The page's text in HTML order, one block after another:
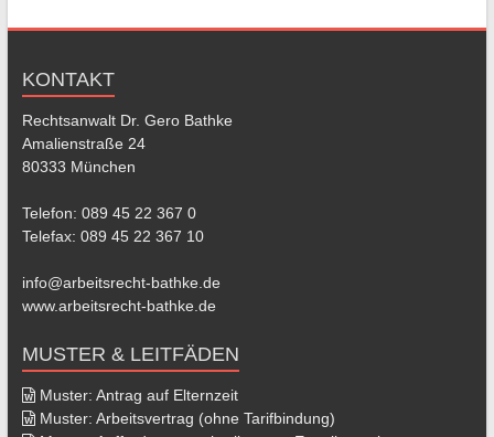
KONTAKT
Rechtsanwalt Dr. Gero Bathke
Amalienstraße 24
80333 München
Telefon: 089 45 22 367 0
Telefax: 089 45 22 367 10
info@arbeitsrecht-bathke.de
www.arbeitsrecht-bathke.de
MUSTER & LEITFÄDEN
Muster: Antrag auf Elternzeit
Muster: Arbeitsvertrag (ohne Tarifbindung)